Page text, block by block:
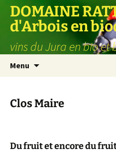
Aller
contenu
DOMAINE
d'Arbois en
vins du Jura en bio et
Menu
Clos Maire
Du fruit et encore du